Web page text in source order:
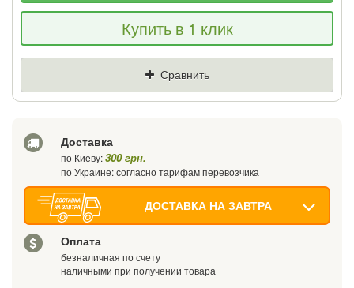
Если Вы найдете товар дешевле - мы
снизим цену и подарим % от разницы
Купить в 1 клик
Сравнить
Доставка
по Киеву:300 грн.
по Украине: согласно тарифам перевозчика
ДОСТАВКА НА ЗАВТРА
Оплата
безналичная по счету
наличными при получении товара